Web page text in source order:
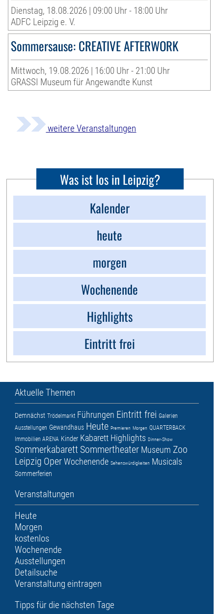
Dienstag, 18.08.2026 | 09:00 Uhr - 18:00 Uhr
ADFC Leipzig e. V.
Sommersause: CREATIVE AFTERWORK
Mittwoch, 19.08.2026 | 16:00 Uhr - 21:00 Uhr
GRASSI Museum für Angewandte Kunst
weitere Veranstaltungen
Was ist los in Leipzig?
Kalender
heute
morgen
Wochenende
Highlights
Eintritt frei
Aktuelle Themen
Demnächst Trödelmarkt Führungen Eintritt frei Galerien
Ausstellungen Gewandhaus Heute Premieren Morgen QUARTERBACK
Immobilien ARENA Kinder Kabarett Highlights Dinner-Show
Sommerkabarett Sommertheater Museum Zoo
Leipzig OperWochenende Sehenswürdigkeiten Musicals
Sommerferien
Veranstaltungen
Heute
Morgen
kostenlos
Wochenende
Ausstellungen
Detailsuche
Veranstaltung eintragen
Tipps für die nächsten Tage